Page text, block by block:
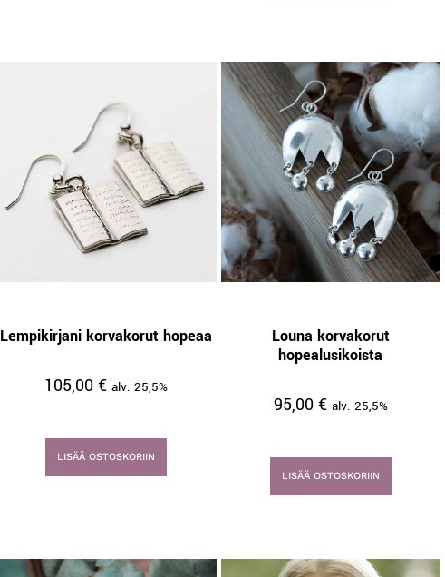
Lempikirjani korvakorut hopeaa
105,00€ alv. 25,5%
LISÄÄ OSTOSKORIIN
Louna korvakorut
hopealusikoista
95,00€ alv. 25,5%
LISÄÄ OSTOSKORIIN